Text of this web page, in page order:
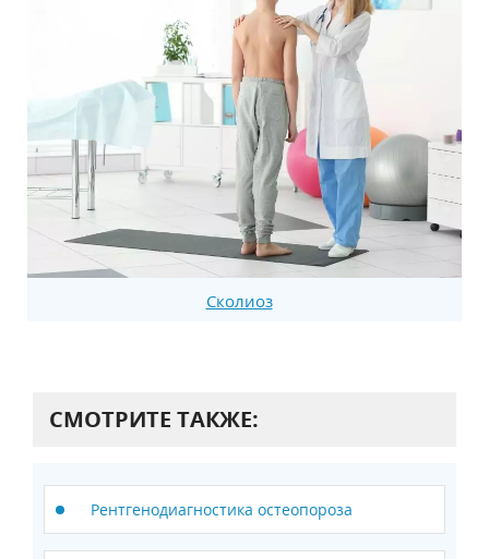
Сколиоз
СМОТРИТЕ ТАКЖЕ:
Рентгенодиагностика остеопороза